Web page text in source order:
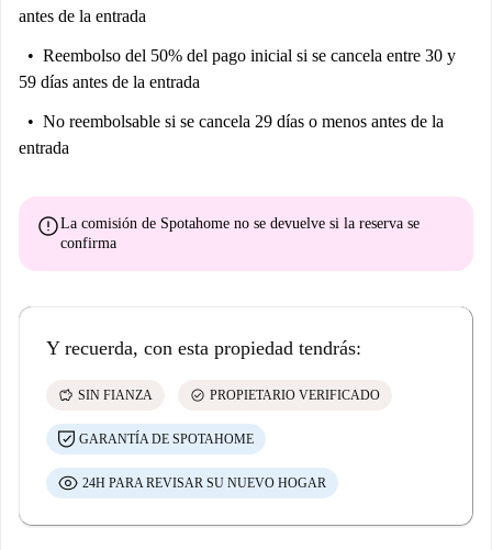
antes de la entrada
Reembolso del 50% del pago inicial si se cancela entre 30 y
59 días antes de la entrada
No reembolsable si se cancela 29 días o menos antes de la
entrada
errorLa comisión de Spotahome no se devuelve si la reserva se
confirma
Y recuerda, con esta propiedad tendrás:
savings SIN FIANZA check_circle PROPIETARIO VERIFICADO
GARANTÍA DE SPOTAHOME
24H PARA REVISAR SU NUEVO HOGAR